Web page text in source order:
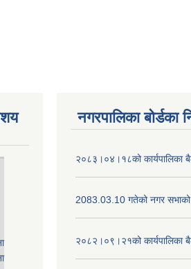
नगरपालिका बोर्डका
२०८३।०४।१८को कार्यपालिका
2083.03.10 गतेको नगर
२०८२।०९।२१को कार्यपालिका